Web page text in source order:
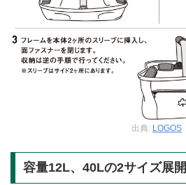
出典: LOGOS
容量12L、40Lの2サイズ展開